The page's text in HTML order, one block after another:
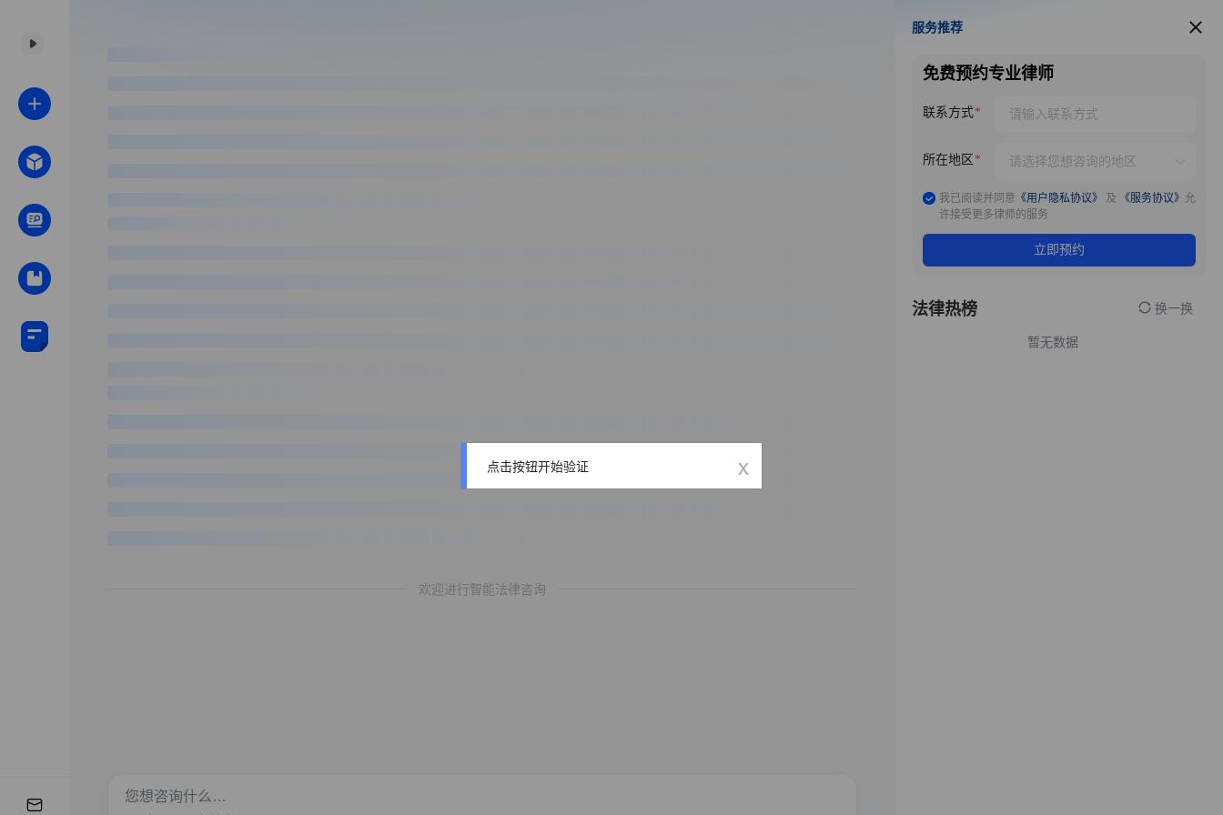
欢迎进行智能法律咨询
服务推荐
服务推荐
免费预约专业律师
联系方式
所在地区
我已阅读并同意 《用户隐私协议》 及 《服务协议》 允
许接受更多律师的服务
立即预约
法律热榜 换一换
暂无数据
点击按钮开始验证 x